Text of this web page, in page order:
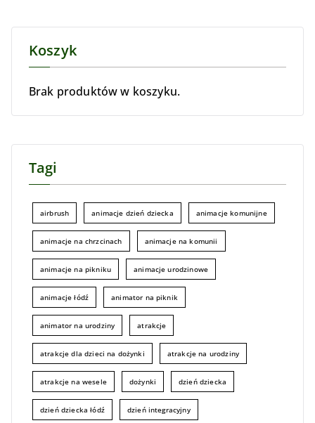
Koszyk
Brak produktów w koszyku.
Tagi
airbrush animacje dzień dziecka animacje komunijne
animacje na chrzcinach animacje na komunii
animacje na pikniku animacje urodzinowe
animacje łódź animator na piknik
animator na urodziny atrakcje
atrakcje dla dzieci na dożynki atrakcje na urodziny
atrakcje na wesele dożynki dzień dziecka
dzień dziecka łódź dzień integracyjny